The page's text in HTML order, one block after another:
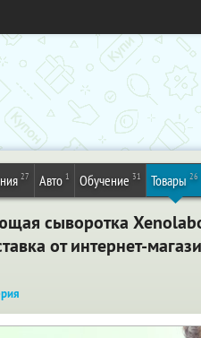
27 Авто 1 Обучение 31 Товары 26
сыворотка
от интернет-